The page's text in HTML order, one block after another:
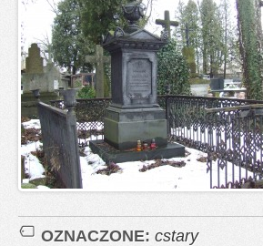
OZNACZONE: cstary